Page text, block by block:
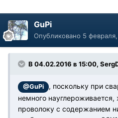
GuPi
Опубликовано 5
В 04.02.2016 в 15:00,
@GuPi
, поскольку при
немного
проволоку с содержанием